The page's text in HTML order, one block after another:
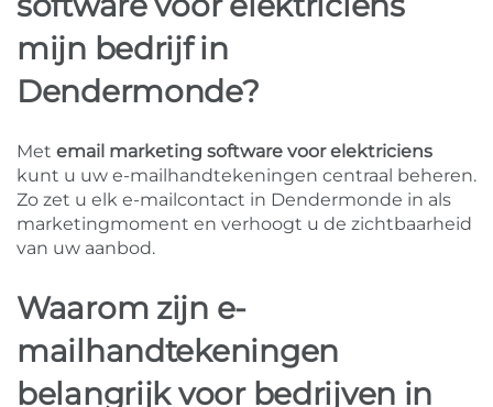
mijn bedrijf in
Dendermonde?
Met email marketing software voor elektriciens
kunt u uw e-mailhandtekeningen centraal beheren.
Zo zet u elk e-mailcontact in Dendermonde in als
marketingmoment en verhoogt u de zichtbaarheid
van uw aanbod.
Waarom zijn e-
mailhandtekeningen
belangrijk voor bedrijven in